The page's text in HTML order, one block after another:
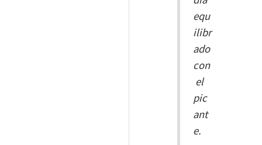
equ
ilibr
ado
con
el
pic
ant
e.